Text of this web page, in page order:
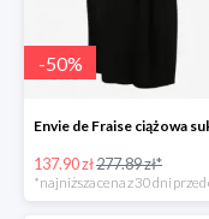
-50%
137.90 zł277.89 zł*